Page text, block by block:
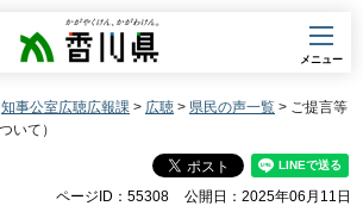
香川県
メニュー
知事公室広聴広報課 > 広聴 > 県民の声一覧 > ご提言等
いて）
ページID：55308 公開日：2025年06月11日